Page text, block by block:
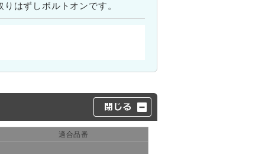
はずしボルトオンです。
適合品番